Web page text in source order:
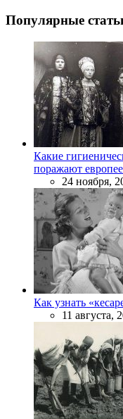
Популярные
Какие
поражают
24 ноября,
Как узнать
11 августа,